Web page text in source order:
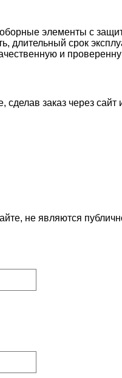
элементы с
длительный срок
и
заказ через сайт
не являются